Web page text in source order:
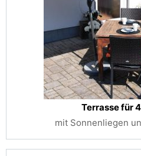
Terrasse für
mit Sonnenliegen